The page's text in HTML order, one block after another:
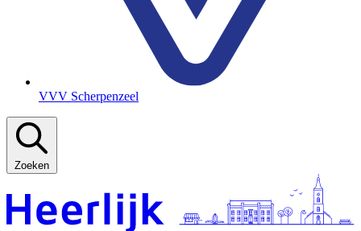
VVV Scherpenzeel
Zoeken